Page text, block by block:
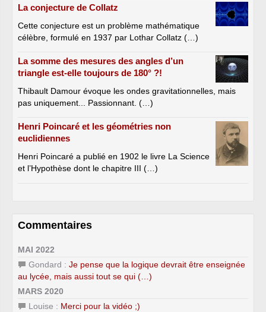
La conjecture de Collatz
Cette conjecture est un problème mathématique
célèbre, formulé en 1937 par Lothar Collatz (…)
La somme des mesures des angles d’un
triangle est-elle toujours de 180° ?!
Thibault Damour évoque les ondes gravitationnelles, mais
pas uniquement... Passionnant. (…)
Henri Poincaré et les géométries non
euclidiennes
Henri Poincaré a publié en 1902 le livre La Science
et l’Hypothèse dont le chapitre III (…)
Commentaires
MAI 2022
Gondard : Je pense que la logique devrait être enseignée
au lycée, mais aussi tout se qui (…)
MARS 2020
Louise : Merci pour la vidéo ;)